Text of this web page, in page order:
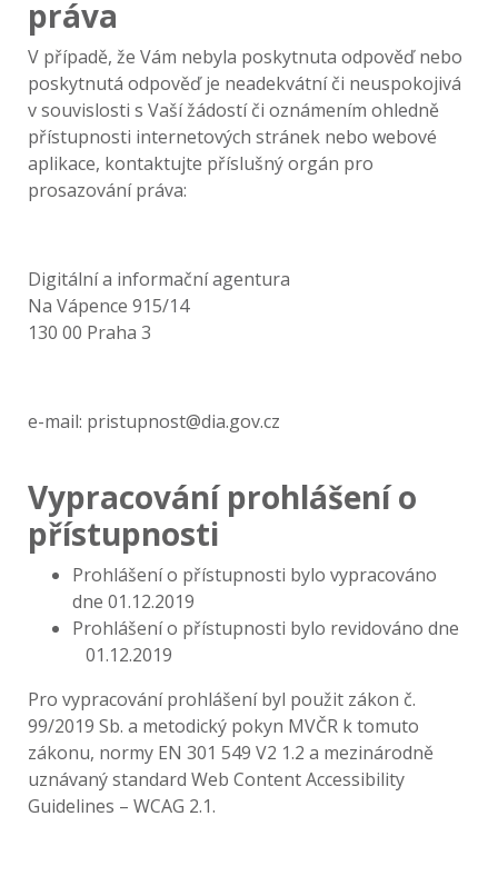
práva
V případě, že Vám nebyla poskytnuta odpověď nebo
poskytnutá odpověď je neadekvátní či neuspokojivá
v souvislosti s Vaší žádostí či oznámením ohledně
přístupnosti internetových stránek nebo webové
aplikace, kontaktujte příslušný orgán pro
prosazování práva:
Digitální a informační agentura
Na Vápence 915/14
130 00 Praha 3
e-mail: pristupnost@dia.gov.cz
Vypracování prohlášení o
přístupnosti
Prohlášení o přístupnosti bylo vypracováno
dne 01.12.2019
Prohlášení o přístupnosti bylo revidováno dne
01.12.2019
Pro vypracování prohlášení byl použit zákon č.
99/2019 Sb. a metodický pokyn MVČR k tomuto
zákonu, normy EN 301 549 V2 1.2 a mezinárodně
uznávaný standard Web Content Accessibility
Guidelines – WCAG 2.1.